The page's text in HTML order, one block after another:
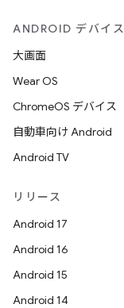
ANDROID デバイス
大画面
Wear OS
ChromeOS デバイス
自動車向け Android
Android TV
リリース
Android 17
Android 16
Android 15
Android 14